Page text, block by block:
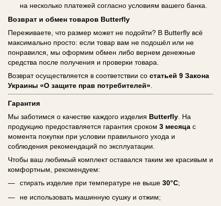
на несколько платежей согласно условиям вашего банка.
Возврат и обмен товаров Butterfly
Переживаете, что размер может не подойти? В Butterfly всё
максимально просто: если товар вам не подошёл или не
понравился, мы оформим обмен либо вернем денежные
средства после получения и проверки товара.
Возврат осуществляется в соответствии со статьей 9 Закона
Украины «О защите прав потребителей»
Гарантия
Мы заботимся о качестве каждого изделия Butterfly . На
продукцию предоставляется гарантия сроком 3 месяца с
момента покупки при условии правильного ухода и
соблюдения рекомендаций по эксплуатации.
Чтобы ваш любимый комплект оставался таким же красивым и
комфортным, рекомендуем:
стирать изделие при температуре не выше 30°C;
не использовать машинную сушку и отжим;